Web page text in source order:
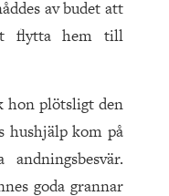
av budet att
flytta hem till
hon plötsligt den
hushjälp kom på
goda grannar